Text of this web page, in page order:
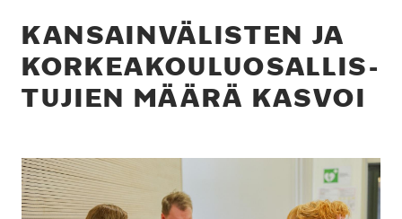
KAN­SAIN­VÄ­LIS­TEN JA
KOR­KEA­KOU­LUO­SAL­LIS­
TU­JIEN MÄÄ­RÄ KAS­VOI